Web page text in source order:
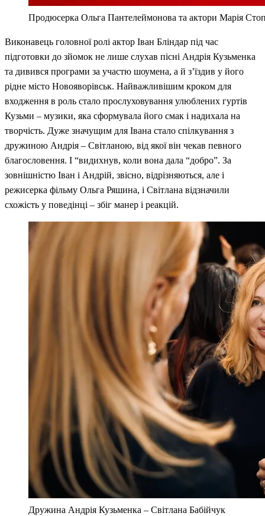
Продюсерка Ольга Пантелеймонова та актори Марія
Виконавець головної ролі актор Іван Бліндар під час
підготовки до зйомок не лише слухав пісні Андрія Кузьменка
та дивився програми за участю шоумена, а й з’їздив у його
рідне місто Новояворівськ. Найважливішим кроком для
входження в роль стало прослуховування улюблених гуртів
Кузьми – музики, яка сформувала його смак і надихала на
творчість. Дуже значущим для Івана стало спілкування з
дружиною Андрія – Світланою, від якої він чекав певного
благословення. І “видихнув, коли вона дала “добро”. За
зовнішністю Іван і Андрій, звісно, відрізняються, але і
режисерка фільму Ольга Ряшина, і Світлана відзначили
схожість у поведінці – збіг манер і реакцій.
Дружина Андрія Кузьменка – Світлана Бабійчук